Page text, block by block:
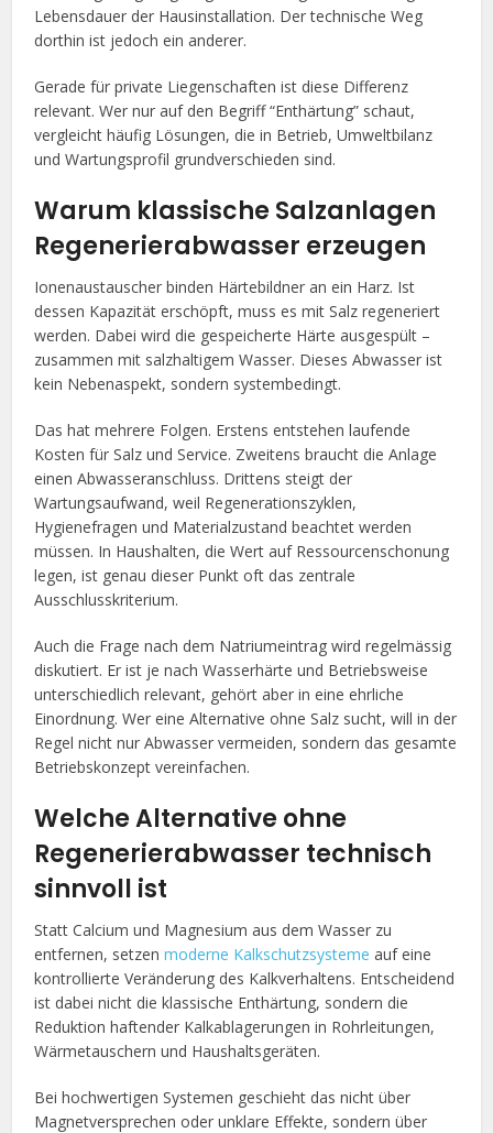
Lebensdauer der Hausinstallation. Der technische Weg
dorthin ist jedoch ein anderer.
Gerade für private Liegenschaften ist diese Differenz
relevant. Wer nur auf den Begriff “Enthärtung” schaut,
vergleicht häufig Lösungen, die in Betrieb, Umweltbilanz
und Wartungsprofil grundverschieden sind.
Warum klassische Salzanlagen
Regenerierabwasser erzeugen
Ionenaustauscher binden Härtebildner an ein Harz. Ist
dessen Kapazität erschöpft, muss es mit Salz regeneriert
werden. Dabei wird die gespeicherte Härte ausgespült –
zusammen mit salzhaltigem Wasser. Dieses Abwasser ist
kein Nebenaspekt, sondern systembedingt.
Das hat mehrere Folgen. Erstens entstehen laufende
Kosten für Salz und Service. Zweitens braucht die Anlage
einen Abwasseranschluss. Drittens steigt der
Wartungsaufwand, weil Regenerationszyklen,
Hygienefragen und Materialzustand beachtet werden
müssen. In Haushalten, die Wert auf Ressourcenschonung
legen, ist genau dieser Punkt oft das zentrale
Ausschlusskriterium.
Auch die Frage nach dem Natriumeintrag wird regelmässig
diskutiert. Er ist je nach Wasserhärte und Betriebsweise
unterschiedlich relevant, gehört aber in eine ehrliche
Einordnung. Wer eine Alternative ohne Salz sucht, will in der
Regel nicht nur Abwasser vermeiden, sondern das gesamte
Betriebskonzept vereinfachen.
Welche Alternative ohne
Regenerierabwasser technisch
sinnvoll ist
Statt Calcium und Magnesium aus dem Wasser zu
entfernen, setzenmoderne Kalkschutzsysteme auf eine
kontrollierte Veränderung des Kalkverhaltens. Entscheidend
ist dabei nicht die klassische Enthärtung, sondern die
Reduktion haftender Kalkablagerungen in Rohrleitungen,
Wärmetauschern und Haushaltsgeräten.
Bei hochwertigen Systemen geschieht das nicht über
Magnetversprechen oder unklare Effekte, sondern über